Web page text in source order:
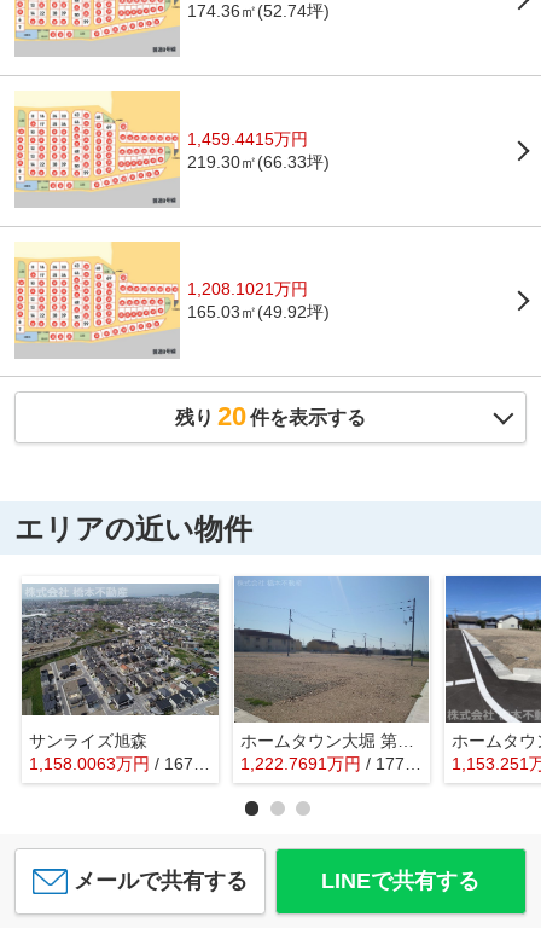
174.36㎡(52.74坪)
1,459.4415万円
219.30㎡(66.33坪)
1,208.1021万円
165.03㎡(49.92坪)
残り 20件を表示する
エリアの近い物件
サンライズ旭森
1,158.0063万円 / 167.90㎡
ホームタウン大堀 第Ⅲ期
1,222.7691万円 / 177.29㎡ 1,153.251
メールで共有する LINEで共有する